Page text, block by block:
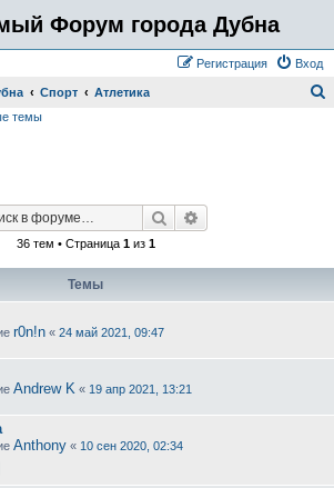
Форум города Дубна
Вход
Регистрация
Спорт Атлетика
темы
Поиск
36 тем • Страница 1из 1
Темы
r0n!n « 24 май 2021, 09:47
Andrew K « 19 апр 2021, 13:21
Anthony « 10 сен 2020, 02:34